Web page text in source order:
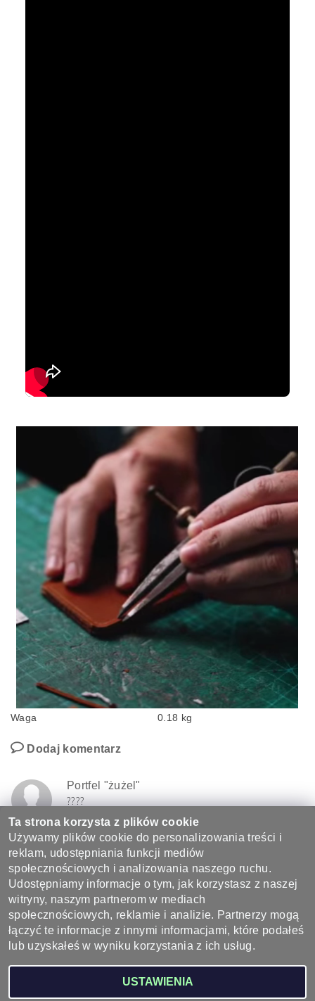
Waga 0.18 kg
Dodaj komentarz
Portfel "żużel"
????
15.9.2021 17:52
Świetna rzecz na prezent dla amatora żużla. Synowi bardzo się
spodobał.Staranne wykonanie.Polecam
ODPOWIEDŹ
Wyroby ze skóry - sklep skórzany, galanteria skórzana
Ta strona korzysta z plików cookie
Używamy plików cookie do personalizowania treści i
reklam, udostępniania funkcji mediów
społecznościowych i analizowania naszego ruchu.
Udostępniamy informacje o tym, jak korzystasz z naszej
witryny, naszym partnerom w mediach
społecznościowych, reklamie i analizie. Partnerzy mogą
łączyć te informacje z innymi informacjami, które podałeś
lub uzyskałeś w wyniku korzystania z ich usług.
USTAWIENIA